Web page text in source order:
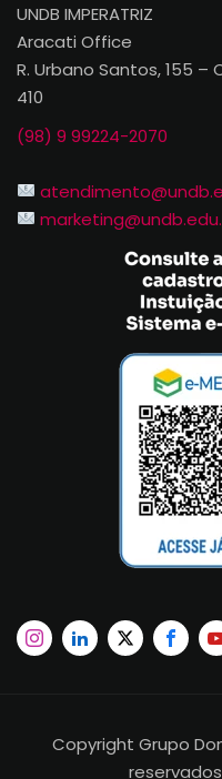
UNDB IMPERATRIZ
Aracati Office
R. Urbano Santos, 155
410
(98) 9 99224-2070
Copyright Grupo